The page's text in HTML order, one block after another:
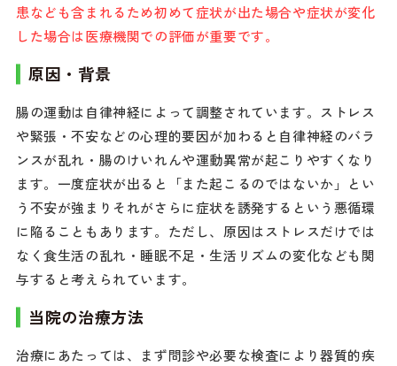
患なども含まれるため初めて症状が出た場合や症状が変化
した場合は医療機関での評価が重要です。
原因・背景
腸の運動は自律神経によって調整されています。ストレス
や緊張・不安などの心理的要因が加わると自律神経のバラ
ンスが乱れ・腸のけいれんや運動異常が起こりやすくなり
ます。一度症状が出ると「また起こるのではないか」とい
う不安が強まりそれがさらに症状を誘発するという悪循環
に陥ることもあります。ただし、原因はストレスだけでは
なく食生活の乱れ・睡眠不足・生活リズムの変化なども関
与すると考えられています。
当院の治療方法
治療にあたっては、まず問診や必要な検査により器質的疾